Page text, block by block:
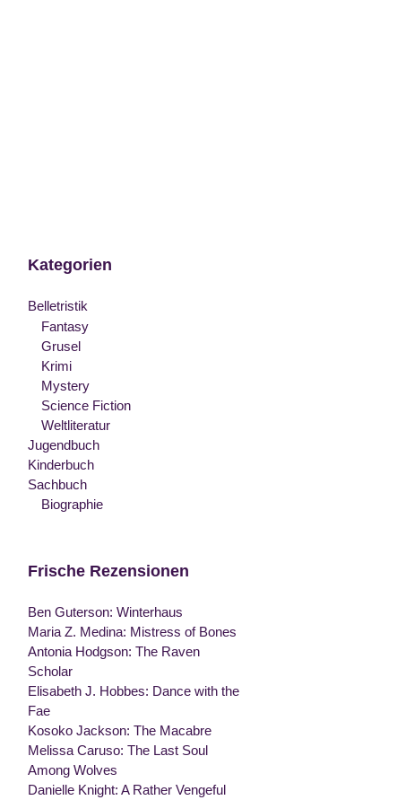
Kategorien
Belletristik
Fantasy
Grusel
Krimi
Mystery
Science Fiction
Weltliteratur
Jugendbuch
Kinderbuch
Sachbuch
Biographie
Frische Rezensionen
Ben Guterson: Winterhaus
Maria Z. Medina: Mistress of Bones
Antonia Hodgson: The Raven
Scholar
Elisabeth J. Hobbes: Dance with the
Fae
Kosoko Jackson: The Macabre
Melissa Caruso: The Last Soul
Among Wolves
Danielle Knight: A Rather Vengeful